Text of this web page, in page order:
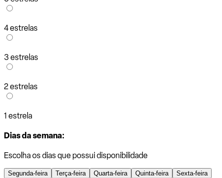
4 estrelas
3 estrelas
2 estrelas
1 estrela
Dias da semana:
Escolha os dias que possui disponibilidade
Segunda-feira Terça-feira Quarta-feira Quinta-feira
Sexta-feira